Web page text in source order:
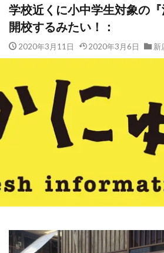
学校近くに小中学生対象の
開校するみたい！：
2020年3月11日 2020年3月6日 新